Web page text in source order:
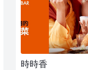
時時香